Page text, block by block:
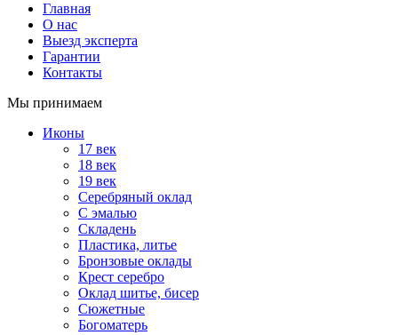
Главная
О нас
Выезд эксперта
Гарантии
Контакты
Мы принимаем
Иконы
17 век
18 век
19 век
Серебряный оклад
С эмалью
Складень
Пластика, литье
Бронзовые оклады
Крест серебро
Оклад шитье, бисер
Сюжетные
Богоматерь